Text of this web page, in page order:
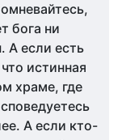
бога ни
А если есть
истинная
храме, где
А если кто-